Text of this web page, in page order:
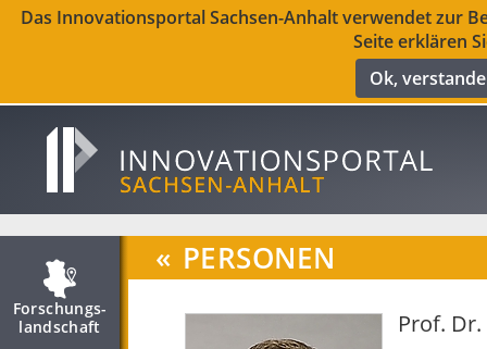
Das Innovationsportal Sachsen-Anhalt verwendet zur
Seite erklären
Ok,
Forschungs­
landschaft
« PERSONEN
Prof.